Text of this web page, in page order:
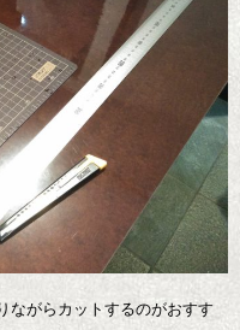
ながらカットするのがおすす